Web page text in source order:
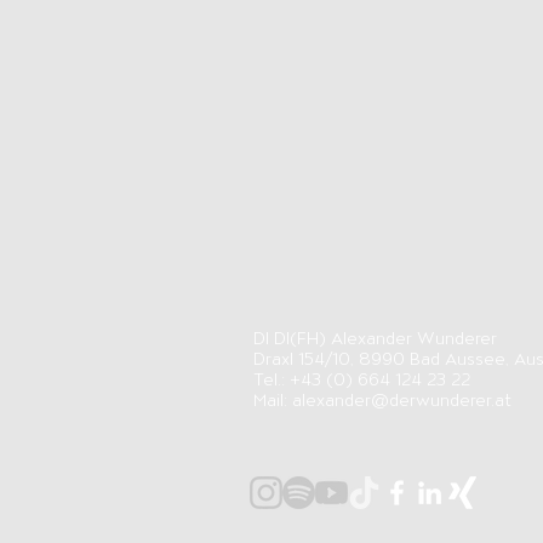
DI DI(FH) Alexander Wunderer
Draxl 154/10, 8990 Bad Aussee,
Tel.: +43 (0) 664 124 23 22
alexander@derwunderer.at